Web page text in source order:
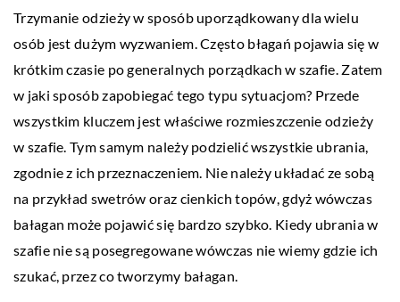
Trzymanie odzieży w sposób uporządkowany dla wielu
osób jest dużym wyzwaniem. Często błagań pojawia się w
krótkim czasie po generalnych porządkach w szafie. Zatem
w jaki sposób zapobiegać tego typu sytuacjom? Przede
wszystkim kluczem jest właściwe rozmieszczenie odzieży
w szafie. Tym samym należy podzielić wszystkie ubrania,
zgodnie z ich przeznaczeniem. Nie należy układać ze sobą
na przykład swetrów oraz cienkich topów, gdyż wówczas
bałagan może pojawić się bardzo szybko. Kiedy ubrania w
szafie nie są posegregowane wówczas nie wiemy gdzie ich
szukać, przez co tworzymy bałagan.